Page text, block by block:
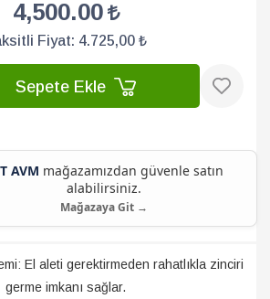
4,500.00
Fiyat: 4.725,00 ₺
Sepete Ekle
AVM mağazamızdan güvenle satın
alabilirsiniz.
Mağazaya Git →
El aleti gerektirmeden rahatlıkla zinciri
germe imkanı sağlar.